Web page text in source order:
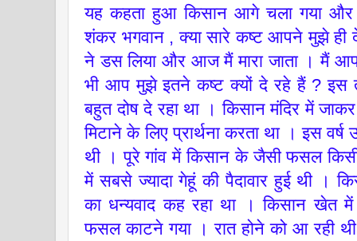
यह कहता हुआ किसान आगे चला गया और
शंकर भगवान , क्या सारे कष्ट आपने मुझे
ने डस लिया और आज मैं मारा जाता । मैं
भी आप मुझे इतने कष्ट क्यों दे रहे हैं ? इस
बहुत दोष दे रहा था । किसान मंदिर में
मिटाने के लिए प्रार्थना करता था । इस
थी । पूरे गांव में किसान के जैसी फसल
में सबसे ज्यादा गेहूं की पैदावार हुई थी ।
का धन्यवाद कह रहा था । किसान खेत
फसल काटने गया । रात होने को आ रही